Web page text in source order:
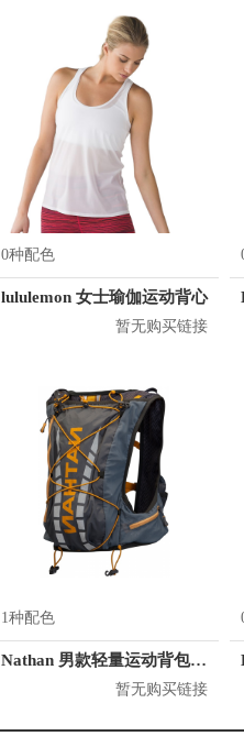
0种配色
lululemon 女士瑜伽运动背心
暂无购买链接
1种配色
Nathan 男款轻量运动背包 4532
暂无购买链接